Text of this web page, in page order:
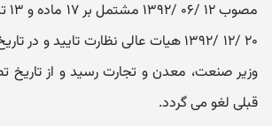
۲۰ /۱۲ /۱۳۹۲ هیات عالی نظارت تایید و
وزیر صنعت، معدن و تجارت رسید و از تاریخ
قبلی لغو می گردد.